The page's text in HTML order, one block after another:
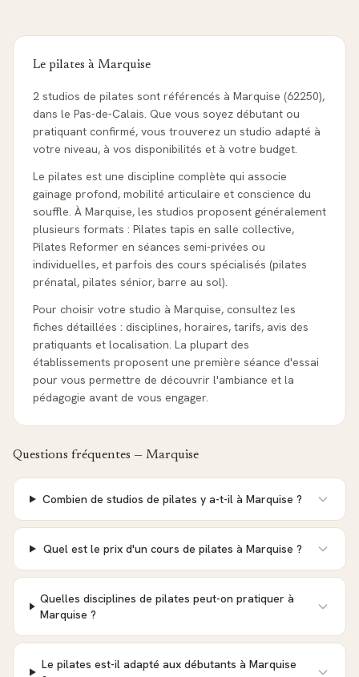
Le pilates à Marquise
2 studios de pilates sont référencés à Marquise (62250),
dans le Pas-de-Calais. Que vous soyez débutant ou
pratiquant confirmé, vous trouverez un studio adapté à
votre niveau, à vos disponibilités et à votre budget.
Le pilates est une discipline complète qui associe
gainage profond, mobilité articulaire et conscience du
souffle. À Marquise, les studios proposent généralement
plusieurs formats : Pilates tapis en salle collective,
Pilates Reformer en séances semi-privées ou
individuelles, et parfois des cours spécialisés (pilates
prénatal, pilates sénior, barre au sol).
Pour choisir votre studio à Marquise, consultez les
fiches détaillées : disciplines, horaires, tarifs, avis des
pratiquants et localisation. La plupart des
établissements proposent une première séance d'essai
pour vous permettre de découvrir l'ambiance et la
pédagogie avant de vous engager.
Questions fréquentes — Marquise
Combien de studios de pilates y a-t-il à Marquise ?
Quel est le prix d'un cours de pilates à Marquise ?
Quelles disciplines de pilates peut-on pratiquer à
Marquise ?
Le pilates est-il adapté aux débutants à Marquise